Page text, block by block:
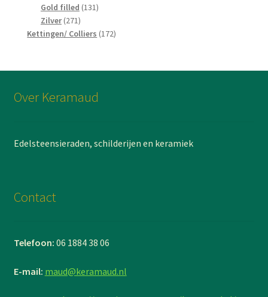
producten
Gold filled 131131
Zilver 271271
producten
Kettingen/ Colliers 172172
Over Keramaud
Edelsteensieraden, schilderijen en keramiek
Contact
Telefoon: 06 1884 38 06
E-mail: maud@keramaud.nl